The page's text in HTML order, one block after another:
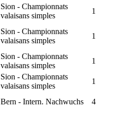
Sion - Championnats
valaisans simples
1
Sion - Championnats
valaisans simples
1
Sion - Championnats
valaisans simples
1
Sion - Championnats
valaisans simples
1
Bern - Intern. Nachwuchs 4